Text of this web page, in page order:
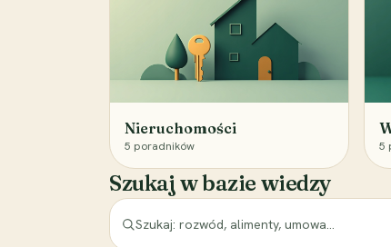
Nieruchomości
5 poradników 5
Szukaj w bazie wiedzy